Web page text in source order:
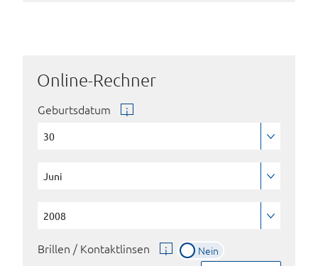
Online-Rechner
Geburtsdatum
Brillen / Kontaktlinsen